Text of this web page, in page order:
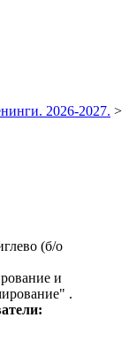
2026-2027. >
(б/о
и
.